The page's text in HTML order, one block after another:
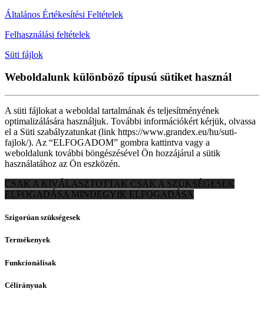
Általános Értékesítési Feltételek
Felhasználási feltételek
Süti fájlok
Weboldalunk különböző típusú sütiket használ
A süti fájlokat a weboldal tartalmának és teljesítményének
optimalizálására használjuk. További információkért kérjük, olvassa
el a Süti szabályzatunkat (link https://www.grandex.eu/hu/suti-
fajlok/). Az “ELFOGADOM” gombra kattintva vagy a
weboldalunk további böngészésével Ön hozzájárul a sütik
használatához az Ön eszközén.
CSAK A KIVÁLASZTOTTAK CSAK A SZÜKSÉGESEK
ELFOGADÁSA MINDEGYIK ELFOGADÁSA
Szigorúan szükségesek
Termékenyek
Funkcionálisak
Célirányuak